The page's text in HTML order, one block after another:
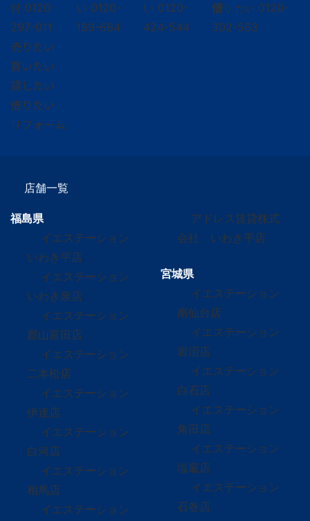
付 0120-
297-011
い 0120-
139-664
い 0120-
424-544
借り たい 0120-
302-563
売りたい
買いたい
貸したい
借りたい
リフォーム
店舗一覧
福島県
イエステーション
いわき平店
イエステーション
いわき泉店
イエステーション
郡山富田店
イエステーション
二本松店
イエステーション
伊達店
イエステーション
白河店
イエステーション
相馬店
イエステーション
アドレス賃貸株式
会社 いわき平店
宮城県
イエステーション
南仙台店
イエステーション
岩沼店
イエステーション
白石店
イエステーション
角田店
イエステーション
塩竈店
イエステーション
石巻店